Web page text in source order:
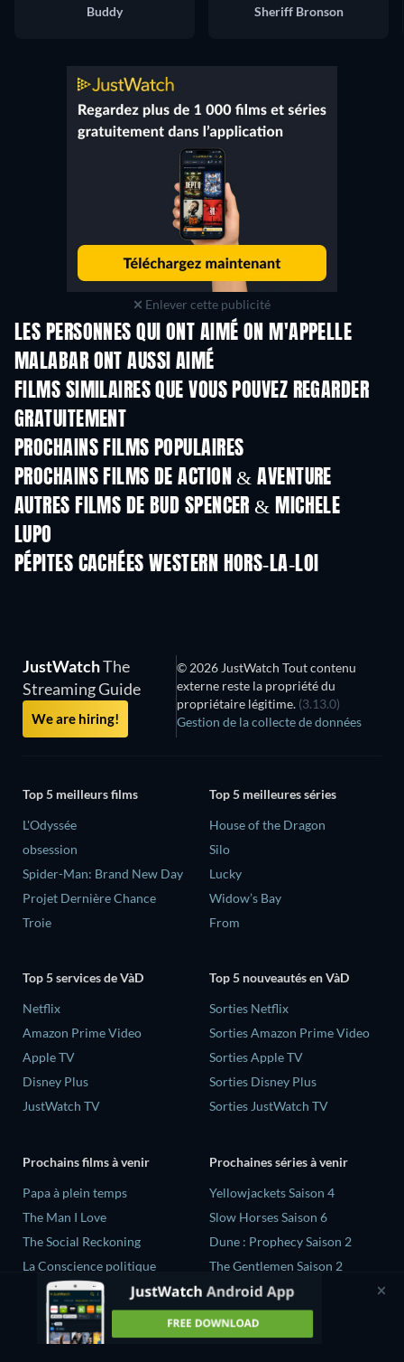
Buddy
Sheriff Bronson
Enlever cette publicité
LES PERSONNES QUI ONT AIMÉ ON M'APPELLE
MALABAR ONT AUSSI AIMÉ
FILMS SIMILAIRES QUE VOUS POUVEZ REGARDER
GRATUITEMENT
PROCHAINS FILMS POPULAIRES
PROCHAINS FILMS DE ACTION & AVENTURE
AUTRES FILMS DE BUD SPENCER & MICHELE
LUPO
PÉPITES CACHÉES WESTERN HORS-LA-LOI
JustWatchThe
Streaming Guide
We are hiring!
© 2026 JustWatch Tout contenu
externe reste la propriété du
propriétaire légitime. (3.13.0)
Gestion de la collecte de données
Top 5 meilleurs films
L'Odyssée
obsession
Spider-Man: Brand New Day
Projet Dernière Chance
Troie
Top 5 meilleures séries
House of the Dragon
Silo
Lucky
Widow’s Bay
From
Top 5 services de VàD
Netflix
Amazon Prime Video
Apple TV
Disney Plus
JustWatch TV
Top 5 nouveautés en VàD
Sorties Netflix
Sorties Amazon Prime Video
Sorties Apple TV
Sorties Disney Plus
Sorties JustWatch TV
Prochains films à venir
‎Papa à plein temps
The Man I Love
The Social Reckoning
La Conscience politique
In All My Journeys I Am
Returning
Prochaines séries à venir
Yellowjackets Saison 4
Slow Horses Saison 6
Dune : Prophecy Saison 2
The Gentlemen Saison 2
Love Is Blind: UK Saison 3